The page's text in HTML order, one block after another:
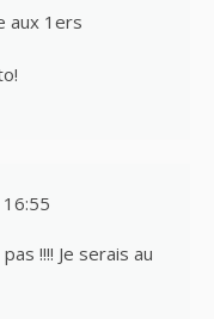
aux 1ers
!!!! Je serais au